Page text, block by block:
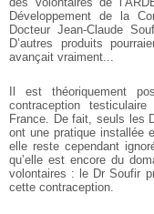
Développement de la
Docteur Jean-Claude
D’autres produits
avançait vraiment...
Il est théoriquement
contraception
France. De fait, seuls les
ont une pratique installée
elle reste cependant
qu’elle est encore du
volontaires : le Dr Soufir
cette contraception.